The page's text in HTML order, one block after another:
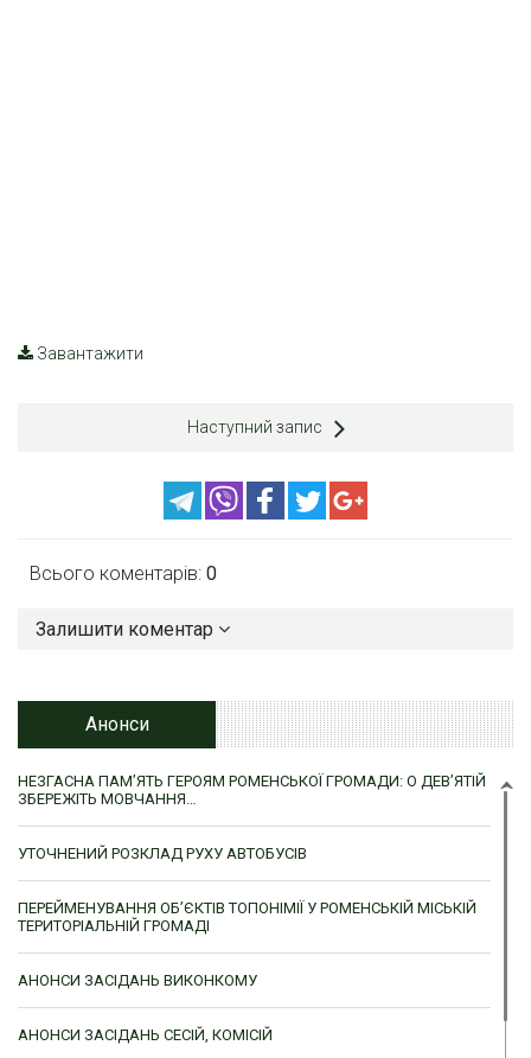
Завантажити
Наступний запис
Всього коментарів: 0
Залишити коментар
Анонси
НЕЗГАСНА ПАМ’ЯТЬ ГЕРОЯМ РОМЕНСЬКОЇ ГРОМАДИ: О ДЕВ’ЯТІЙ
ЗБЕРЕЖІТЬ МОВЧАННЯ…
УТОЧНЕНИЙ РОЗКЛАД РУХУ АВТОБУСІВ
ПЕРЕЙМЕНУВАННЯ ОБ’ЄКТІВ ТОПОНІМІЇ У РОМЕНСЬКІЙ МІСЬКІЙ
ТЕРИТОРІАЛЬНІЙ ГРОМАДІ
АНОНСИ ЗАСІДАНЬ ВИКОНКОМУ
АНОНСИ ЗАСІДАНЬ СЕСІЙ, КОМІСІЙ